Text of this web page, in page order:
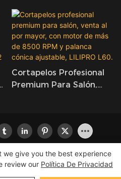
Cortapelos Profesional
Premium Para Salón,
Ajustable, LILIPRO L60.
|Mapa del sitio |política de
we give you the best experience
review our Política De Privacidad